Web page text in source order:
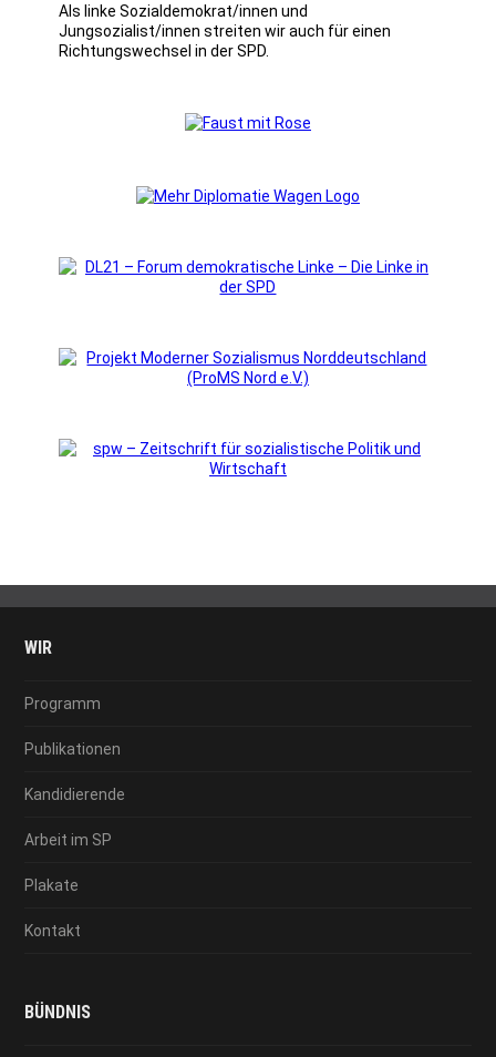
Als linke Sozialdemokrat/innen und
Jungsozialist/innen streiten wir auch für einen
Richtungswechsel in der SPD.
WIR
Programm
Publikationen
Kandidierende
Arbeit im SP
Plakate
Kontakt
BÜNDNIS